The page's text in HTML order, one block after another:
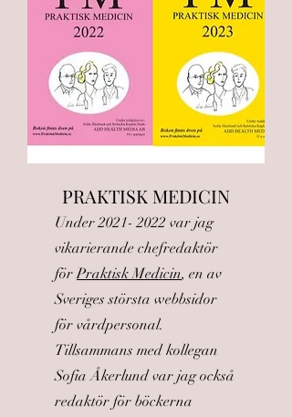
PRAKTISK MEDICIN
Under2021- 2022 var jag
vikarierande chefredaktör
förPraktisk Medicin, en av
Sveriges största webbsidor
för vårdpersonal.
Tillsammans med kollegan
Sofia Åkerlund var jag också
redaktör för böckerna